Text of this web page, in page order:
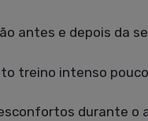
antes e depois da
treino intenso
durante o